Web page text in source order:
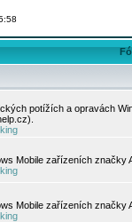
potížích a opravách
Mobile zařízeních značky
Mobile zařízeních značky